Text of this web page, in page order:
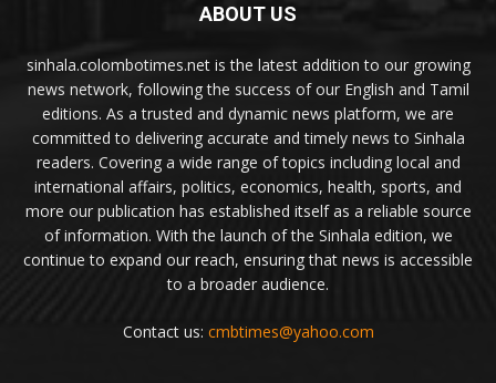
ABOUT US
sinhala.colombotimes.net is the latest addition to our growing
news network, following the success of our English and Tamil
editions. As a trusted and dynamic news platform, we are
committed to delivering accurate and timely news to Sinhala
readers. Covering a wide range of topics including local and
international affairs, politics, economics, health, sports, and
more our publication has established itself as a reliable source
of information. With the launch of the Sinhala edition, we
continue to expand our reach, ensuring that news is accessible
to a broader audience.
Contact us: cmbtimes@yahoo.com